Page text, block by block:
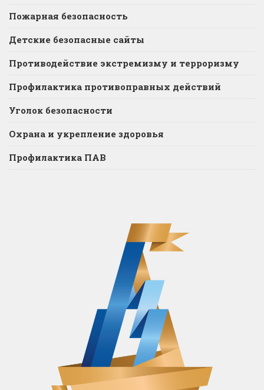
Пожарная безопасность
Детские безопасные сайты
Противодействие экстремизму и терроризму
Профилактика противоправных действий
Уголок безопасности
Охрана и укрепление здоровья
Профилактика ПАВ